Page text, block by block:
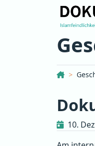
10.